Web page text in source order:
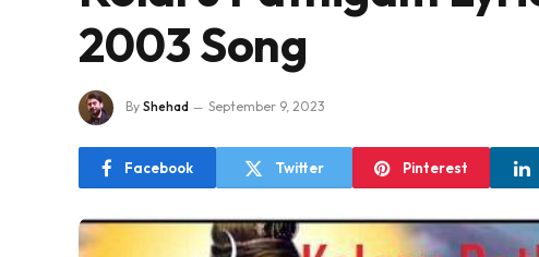
2003 Song
By Shehad September 9, 2023
Facebook Twitter Pinterest